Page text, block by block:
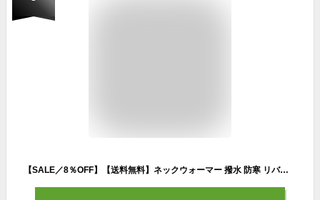
【SALE／8％OFF】【送料無料】ネックウォーマー 撥水 防寒 リバーシブル 2way 冬 おしゃれ かわいい 裏ボア 裏起毛 スキー スノーボード スポーツ アウトドア メンズ レディース 冬アイテム 冬小物 プレゼント